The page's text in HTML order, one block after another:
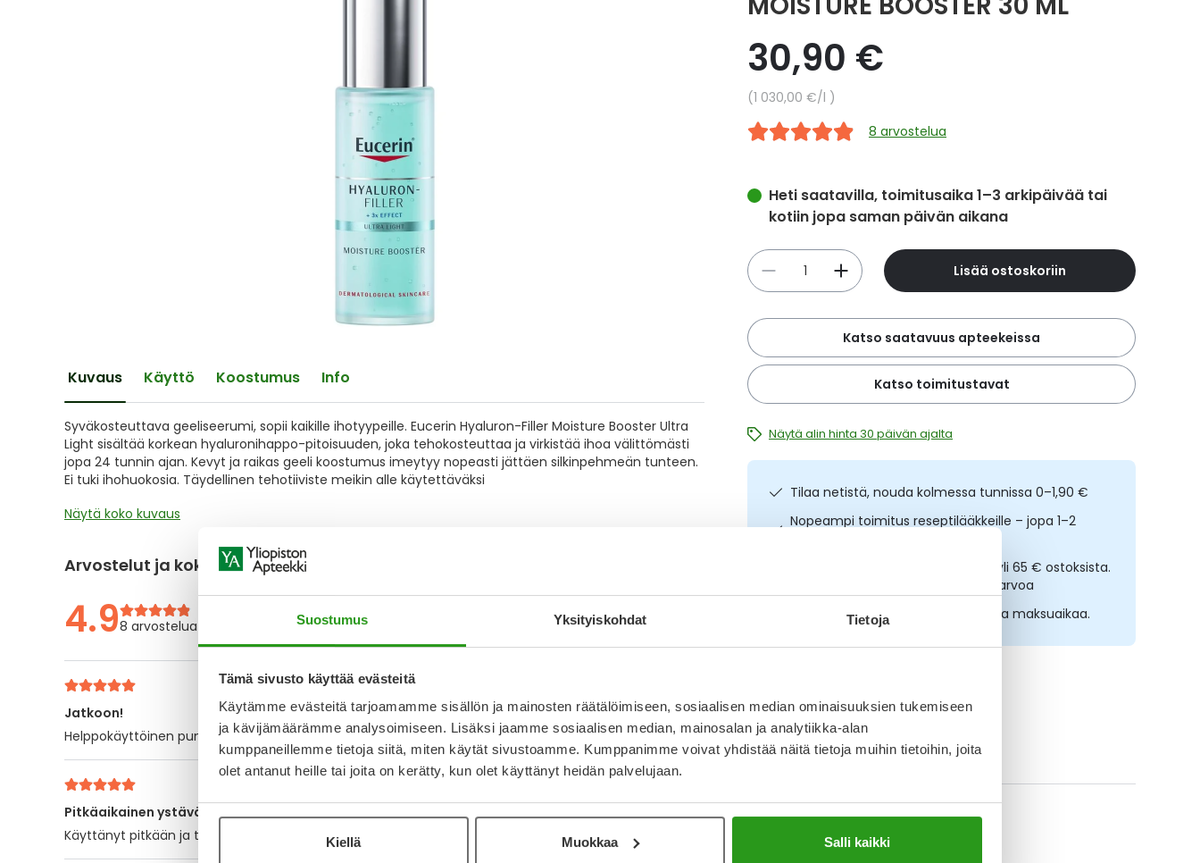
Suostumus Yksityiskohdat Tietoja
Tämä sivusto käyttää evästeitä
Käytämme evästeitä tarjoamamme sisällön ja mainosten räätälöimiseen, sosiaalisen median ominaisuuksien tukemiseen
ja kävijämäärämme analysoimiseen. Lisäksi jaamme sosiaalisen median, mainosalan ja analytiikka-alan
kumppaneillemme tietoja siitä, miten käytät sivustoamme. Kumppanimme voivat yhdistää näitä tietoja muihin tietoihin, joita
olet antanut heille tai joita on kerätty, kun olet käyttänyt heidän palvelujaan.
Kiellä Muokkaa Salli kaikki
the
the
images
gallery
Kuvaus Käyttö Koostumus Info
Syväkosteuttava geeliseerumi, sopii kaikille ihotyypeille. Eucerin Hyaluron-Filler Moisture Booster Ultra
Light sisältää korkean hyaluronihappo-pitoisuuden, joka tehokosteuttaa ja virkistää ihoa välittömästi
jopa 24 tunnin ajan. Kevyt ja raikas geeli koostumus imeytyy nopeasti jättäen silkinpehmeän tunteen.
Ei tuki ihohuokosia. Täydellinen tehotiiviste meikin alle käytettäväksi
Näytä koko kuvaus
Arvostelut ja kokemuksia
4.98 arvostelua Kirjoita arvostelu
Jatkoon!
Helppokäyttöinen pumppupullo ja kiva koostumus. Tosi hyvä hinta-laatusuhde.
Pitkäaikainen ystävä
Käyttänyt pitkään ja tosi tyytyväinen! Kosteuttaa tuntuvasti ja levittyy hyvin, pieni tippa riittää.
30,90 €
Yksikköhinta
1 030,00 €/l
8 arvostelua
Heti saatavilla, toimitusaika 1–3 arkipäivää tai
kotiin jopa saman päivän aikana
Määrä
Lisää ostoskoriin
Katso saatavuus apteekeissa
Katso toimitustavat
Näytä alin hinta 30 päivän ajalta
Tilaa netistä, nouda kolmessa tunnissa 0–1,90 €
Nopeampi toimitus reseptilääkkeille – jopa 1–2
Ilmainen toimitus noutopisteisiin yli 65 € ostoksista.
Lääkkeet eivät kerrytä ostoskorin arvoa
Osta nyt, saat 45 päivää korotonta maksuaikaa.
Katso kaikki Eucerin-tuotteet